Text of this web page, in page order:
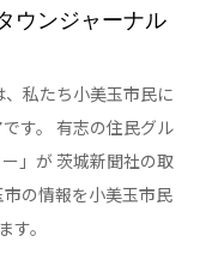
ウンジャーナル
私たち小美玉市民に
す。 有志の住民グル
」が 茨城新聞社の取
の情報を小美玉市民
す。